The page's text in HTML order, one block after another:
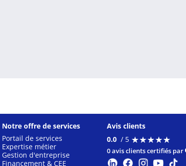
Notre offre de services
Portail de services
Expertise métier
Gestion d'entreprise
Financement & CEE
Avis clients
0.0 / 5 ★★★★★
★★★★★
0 avis clients certifiés par